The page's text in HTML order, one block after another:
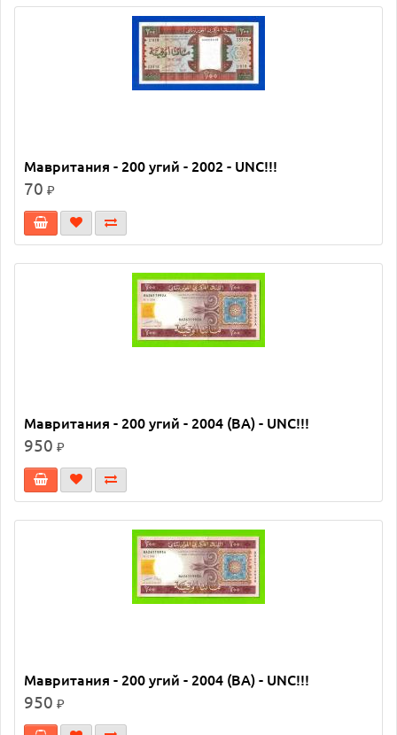
Мавритания - 200 угий - 2002 - UNC!!!
70 ₽
Мавритания - 200 угий - 2004 (BA) - UNC!!!
950 ₽
Мавритания - 200 угий - 2004 (BA) - UNC!!!
950 ₽